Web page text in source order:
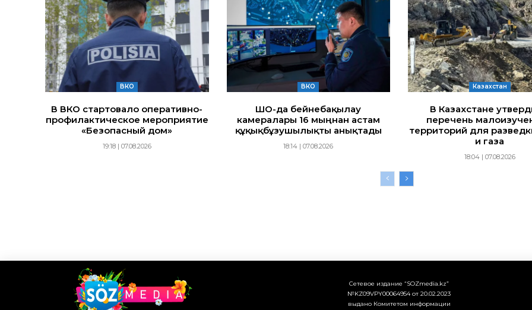
ВКО
В ВКО стартовало оперативно-
профилактическое мероприятие
«Безопасный дом»
19:18 | 07.08.2026
ВКО
ШҚО-да бейнебақылау
камералары 16 мыңнан астам
құқықбұзушылықты анықтады
18:14 | 07.08.2026
Казахстан
В Казахстане
перечень
территорий для
и газа
18:04 | 07.08.2026
Сетевое издание “SOZmedia.kz”
№KZ09VPY00064954 от 20.02.2023
выдано Комитетом информации